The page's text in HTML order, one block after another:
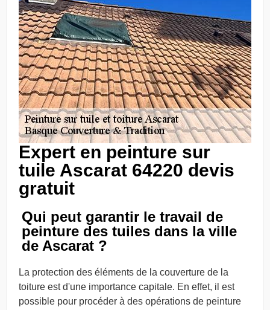
Expert en peinture sur
tuile Ascarat 64220 devis
gratuit
Qui peut garantir le travail de
peinture des tuiles dans la ville
de Ascarat ?
La protection des éléments de la couverture de la
toiture est d'une importance capitale. En effet, il est
possible pour procéder à des opérations de peinture